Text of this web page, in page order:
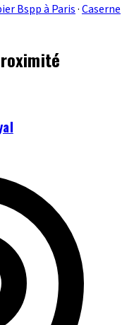
Bspp à Paris·Caserne